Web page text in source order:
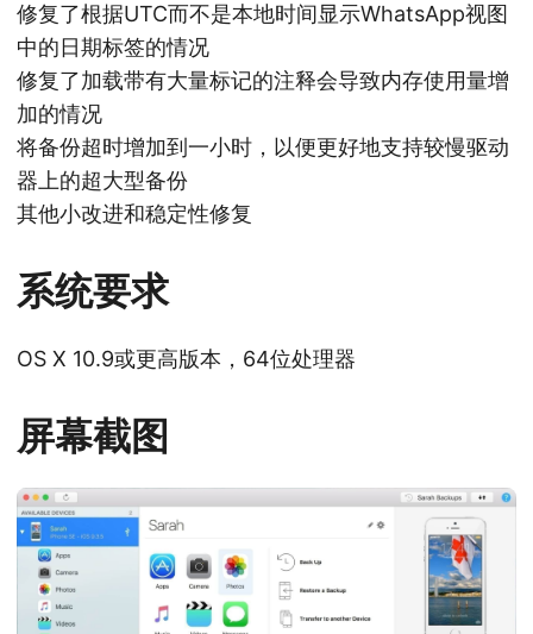
修复了根据UTC而不是本地时间显示WhatsApp视图
中的日期标签的情况
修复了加载带有大量标记的注释会导致内存使用量增
加的情况
将备份超时增加到一小时，以便更好地支持较慢驱动
器上的超大型备份
其他小改进和稳定性修复
系统要求
OS X 10.9或更高版本，64位处理器
屏幕截图